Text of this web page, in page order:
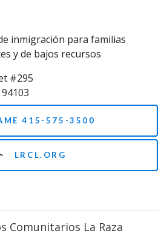
inmigración para familias
y de bajos recursos
#295
415-575-3500
LRCL.ORG
Comunitarios La Raza